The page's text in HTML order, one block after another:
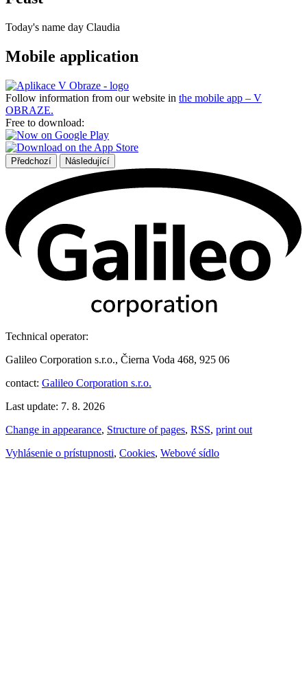
Today's name day Claudia
Mobile application
Follow information from our website in the mobile app – V
OBRAZE.
Free to download:
Předchozí Následující
Technical operator:
Galileo Corporation s.r.o., Čierna Voda 468, 925 06
contact: Galileo Corporation s.r.o.
Last update: 7. 8. 2026
Change in appearance, Structure of pages, RSS, print out
Vyhlásenie o prístupnosti, Cookies, Webové sídlo